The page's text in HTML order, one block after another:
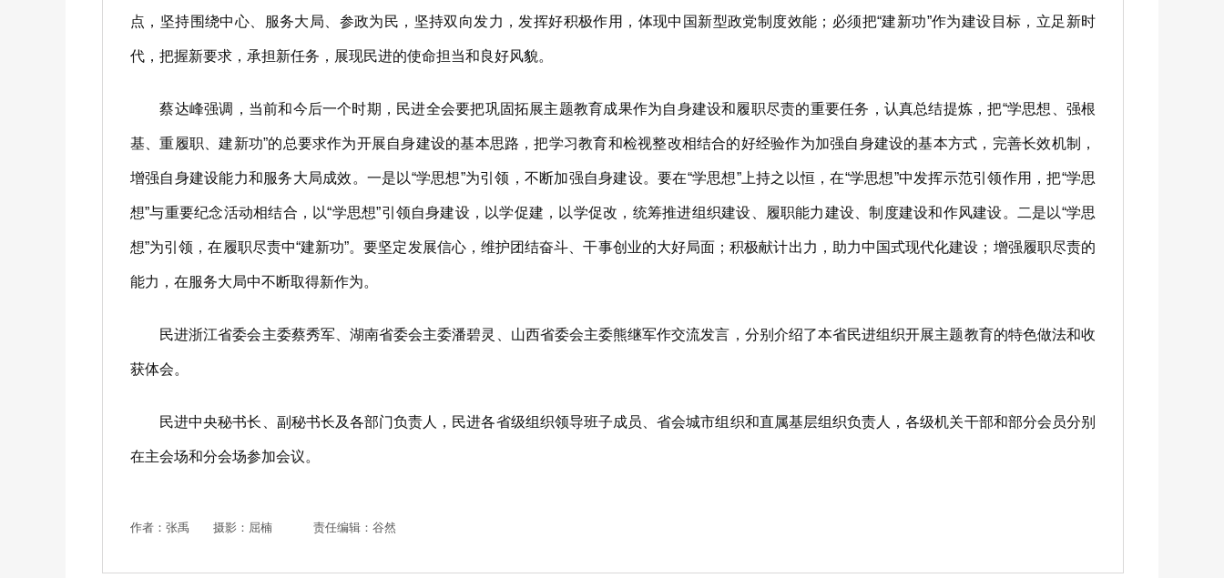
点，坚持围绕中心、服务大局、参政为民，坚持双向发力，发挥好积极作用，体现中国新型政党制度效能；必须把“建新功”作为建设目标，立足新时
代，把握新要求，承担新任务，展现民进的使命担当和良好风貌。
蔡达峰强调，当前和今后一个时期，民进全会要把巩固拓展主题教育成果作为自身建设和履职尽责的重要任务，认真总结提炼，把“学思想、强根
基、重履职、建新功”的总要求作为开展自身建设的基本思路，把学习教育和检视整改相结合的好经验作为加强自身建设的基本方式，完善长效机制，
增强自身建设能力和服务大局成效。一是以“学思想”为引领，不断加强自身建设。要在“学思想”上持之以恒，在“学思想”中发挥示范引领作用，把“学思
想”与重要纪念活动相结合，以“学思想”引领自身建设，以学促建，以学促改，统筹推进组织建设、履职能力建设、制度建设和作风建设。二是以“学思
想”为引领，在履职尽责中“建新功”。要坚定发展信心，维护团结奋斗、干事创业的大好局面；积极献计出力，助力中国式现代化建设；增强履职尽责的
能力，在服务大局中不断取得新作为。
民进浙江省委会主委蔡秀军、湖南省委会主委潘碧灵、山西省委会主委熊继军作交流发言，分别介绍了本省民进组织开展主题教育的特色做法和收
获体会。
民进中央秘书长、副秘书长及各部门负责人，民进各省级组织领导班子成员、省会城市组织和直属基层组织负责人，各级机关干部和部分会员分别
在主会场和分会场参加会议。
作者：张禹 摄影：屈楠 责任编辑：谷然